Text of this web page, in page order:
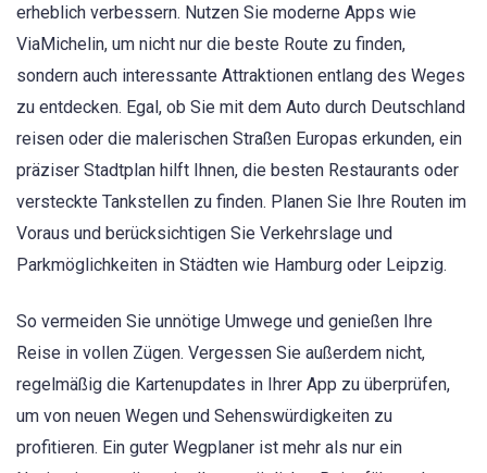
erheblich verbessern. Nutzen Sie moderne Apps wie
ViaMichelin, um nicht nur die beste Route zu finden,
sondern auch interessante Attraktionen entlang des Weges
zu entdecken. Egal, ob Sie mit dem Auto durch Deutschland
reisen oder die malerischen Straßen Europas erkunden, ein
präziser Stadtplan hilft Ihnen, die besten Restaurants oder
versteckte Tankstellen zu finden. Planen Sie Ihre Routen im
Voraus und berücksichtigen Sie Verkehrslage und
Parkmöglichkeiten in Städten wie Hamburg oder Leipzig.
So vermeiden Sie unnötige Umwege und genießen Ihre
Reise in vollen Zügen. Vergessen Sie außerdem nicht,
regelmäßig die Kartenupdates in Ihrer App zu überprüfen,
um von neuen Wegen und Sehenswürdigkeiten zu
profitieren. Ein guter Wegplaner ist mehr als nur ein